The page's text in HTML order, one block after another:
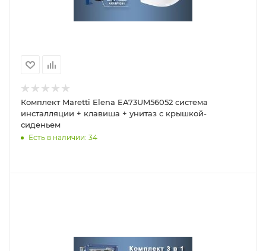
Комплект Maretti Elena EA73UM56052 система
инсталляции + клавиша + унитаз с крышкой-
сиденьем
Есть в наличии: 34